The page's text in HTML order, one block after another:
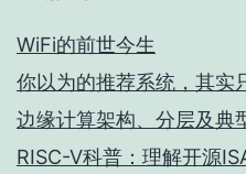
WiFi的前世今生
你以为的推荐系统，其实
边缘计算架构、分层及典
RISC-V科普：理解开源